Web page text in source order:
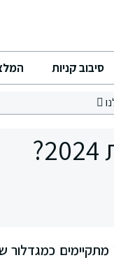
סיבוב קניות
כמגדלור